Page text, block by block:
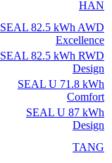
HAN
SEAL 82.5 kWh AWD
Excellence
SEAL 82.5 kWh RWD
Design
SEAL U 71.8 kWh
Comfort
SEAL U 87 kWh
Design
TANG